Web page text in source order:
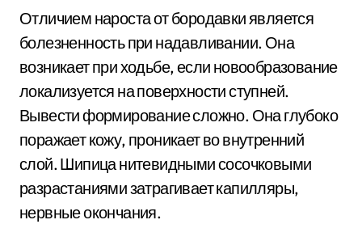
Отличием нароста от бородавки является
болезненность при надавливании. Она
возникает при ходьбе, если новообразование
локализуется на поверхности ступней.
Вывести формирование сложно. Она глубоко
поражает кожу, проникает во внутренний
слой. Шипица нитевидными сосочковыми
разрастаниями затрагивает капилляры,
нервные окончания.